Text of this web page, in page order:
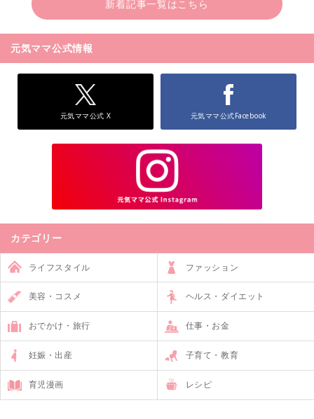
新着記事一覧はこちら
元気ママ公式情報
元気ママ公式 X 元気ママ公式Facebook
カテゴリー
ライフスタイル ファッション
美容・コスメ ヘルス・ダイエット
おでかけ・旅行 仕事・お金
妊娠・出産 子育て・教育
育児漫画 レシピ